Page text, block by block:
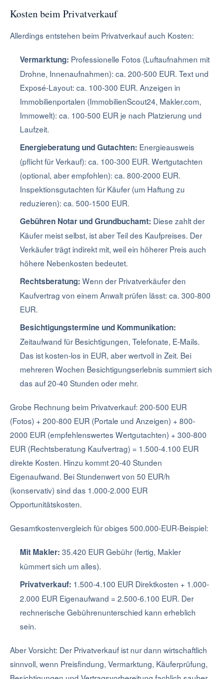
Kosten beim Privatverkauf
Allerdings entstehen beim Privatverkauf auch Kosten:
Vermarktung: Professionelle Fotos (Luftaufnahmen mit
Drohne, Innenaufnahmen): ca. 200-500 EUR. Text und
Exposé-Layout: ca. 100-300 EUR. Anzeigen in
Immobilienportalen (ImmobilienScout24, Makler.com,
Immowelt): ca. 100-500 EUR je nach Platzierung und
Laufzeit.
Energieberatung und Gutachten: Energieausweis
(pflicht für Verkauf): ca. 100-300 EUR. Wertgutachten
(optional, aber empfohlen): ca. 800-2000 EUR.
Inspektionsgutachten für Käufer (um Haftung zu
reduzieren): ca. 500-1500 EUR.
Gebühren Notar und Grundbuchamt: Diese zahlt der
Käufer meist selbst, ist aber Teil des Kaufpreises. Der
Verkäufer trägt indirekt mit, weil ein höherer Preis auch
höhere Nebenkosten bedeutet.
Rechtsberatung: Wenn der Privatverkäufer den
Kaufvertrag von einem Anwalt prüfen lässt: ca. 300-800
EUR.
Besichtigungstermine und Kommunikation:
Zeitaufwand für Besichtigungen, Telefonate, E-Mails.
Das ist kosten-los in EUR, aber wertvoll in Zeit. Bei
mehreren Wochen Besichtigungserlebnis summiert sich
das auf 20-40 Stunden oder mehr.
Grobe Rechnung beim Privatverkauf: 200-500 EUR
(Fotos) + 200-800 EUR (Portale und Anzeigen) + 800-
2000 EUR (empfehlenswertes Wertgutachten) + 300-800
EUR (Rechtsberatung Kaufvertrag) = 1.500-4.100 EUR
direkte Kosten. Hinzu kommt 20-40 Stunden
Eigenaufwand. Bei Stundenwert von 50 EUR/h
(konservativ) sind das 1.000-2.000 EUR
Opportunitätskosten.
Gesamtkostenvergleich für obiges 500.000-EUR-Beispiel:
Mit Makler: 35.420 EUR Gebühr (fertig, Makler
kümmert sich um alles).
Privatverkauf: 1.500-4.100 EUR Direktkosten + 1.000-
2.000 EUR Eigenaufwand = 2.500-6.100 EUR. Der
rechnerische Gebührenunterschied kann erheblich
sein.
Aber Vorsicht: Der Privatverkauf ist nur dann wirtschaftlich
sinnvoll, wenn Preisfindung, Vermarktung, Käuferprüfung,